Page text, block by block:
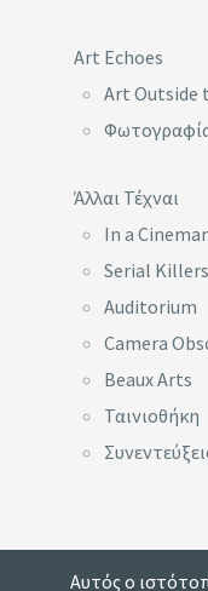
Art Echoes
Art Outside
Άλλαι Τέχναι
In a
Serial Killers
Auditorium
Camera
Beaux Arts
Ταινιοθήκη
Αυτός ο